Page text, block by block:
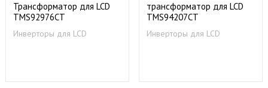
Трансформатор для LCD
TMS92976CT
Инверторы для LCD
трансформатор для LCD
TMS94207CT
Инверторы для LCD